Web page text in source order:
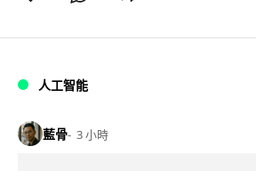
人工智能
藍骨 3 小時